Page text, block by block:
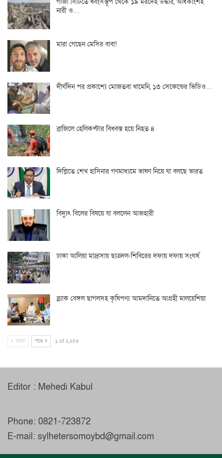
নারী ও…
মারা গেছেন মেসির বাবা!
দীর্ঘদিন পর প্রকাশ্যে মোজতবা খামেনি, ১৩ সেকেন্ডের ভিডিও…
ব্রাজিলে হেলিকপ্টার বিধ্বস্ত হয়ে নিহত ৪
দিল্লিতে শেখ হাসিনার গণমাধ্যমে ভাষণ নিয়ে যা বলছে ভারত
বিদ্যুৎ বিলের বিষয়ে যা বললেন আজহারী
ঢাকা আলিয়া মাদ্রাসায় ছাত্রদল-শিবিরের দফায় দফায় সংঘর্ষ
ব্ল্যাক বেঙ্গল ছাগলসহ কৃষিপণ্য আমদানিতে আগ্রহী মালয়েশিয়া
আগে পরে ১ of ২,২৫৪
Editor : Mehedi Kabul
Phone: 0821-723872
E-mail: sylhetersomoybd@gmail.com